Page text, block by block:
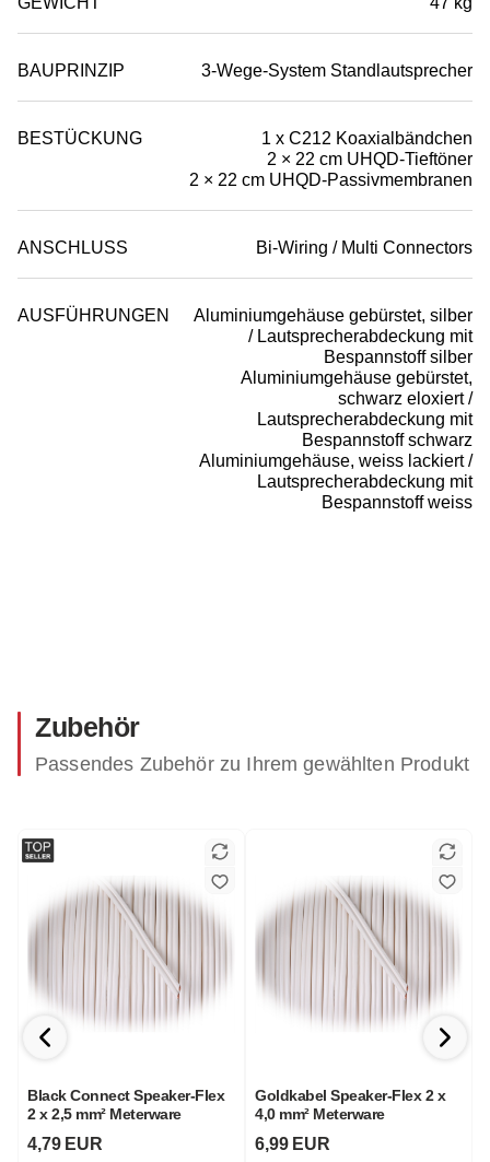
BAUPRINZIP 3-Wege-System Standlautsprecher
BESTÜCKUNG
1 x C212 Koaxialbändchen
2 × 22 cm UHQD-Tieftöner
2 × 22 cm UHQD-Passivmembranen
ANSCHLUSS Bi-Wiring / Multi Connectors
AUSFÜHRUNGEN
Aluminiumgehäuse gebürstet, silber
/ Lautsprecherabdeckung mit
Bespannstoff silber
Aluminiumgehäuse gebürstet,
schwarz eloxiert /
Lautsprecherabdeckung mit
Bespannstoff schwarz
Aluminiumgehäuse, weiss lackiert /
Lautsprecherabdeckung mit
Bespannstoff weiss
Zubehör
Passendes Zubehör zu Ihrem gewählten Produkt
Black Connect Speaker-Flex
2 x 2,5 mm² Meterware
4,79 EUR
Goldkabel Speaker-Flex 2 x
4,0 mm² Meterware
6,99 EUR